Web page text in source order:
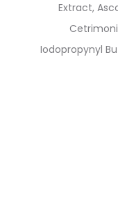
Extract,
Iodopropynyl